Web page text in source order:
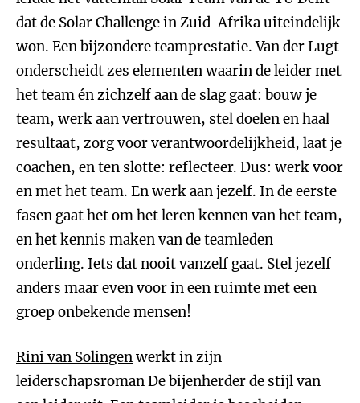
dat de Solar Challenge in Zuid-Afrika uiteindelijk
won. Een bijzondere teamprestatie. Van der Lugt
onderscheidt zes elementen waarin de leider met
het team én zichzelf aan de slag gaat: bouw je
team, werk aan vertrouwen, stel doelen en haal
resultaat, zorg voor verantwoordelijkheid, laat je
coachen, en ten slotte: reflecteer. Dus: werk voor
en met het team. En werk aan jezelf. In de eerste
fasen gaat het om het leren kennen van het team,
en het kennis maken van de teamleden
onderling. Iets dat nooit vanzelf gaat. Stel jezelf
anders maar even voor in een ruimte met een
groep onbekende mensen!
Rini van Solingenwerkt in zijn
leiderschapsroman De bijenherder de stijl van